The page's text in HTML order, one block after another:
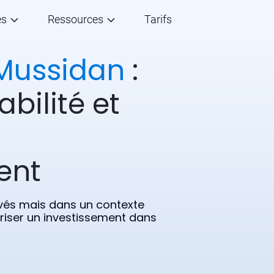
Ressources Tarifs
:
et
mais dans un contexte
un investissement dans